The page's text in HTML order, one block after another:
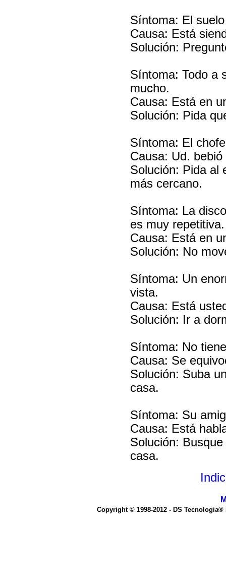
Síntoma: El
Causa: Está
Solución:
Síntoma: Todo a
mucho.
Causa: Está en
Solución: Pida
Síntoma: El
Causa: Ud.
Solución: Pida al
más cercano.
Síntoma: La
es muy repetitiva.
Causa: Está en
Solución: No
Síntoma: Un
vista.
Causa: Está
Solución: Ir a
Síntoma: No
Causa: Se
Solución: Suba
casa.
Síntoma: Su
Causa: Está
Solución:
casa.
Copyright © 1998-2012 - DS Tecnologia®